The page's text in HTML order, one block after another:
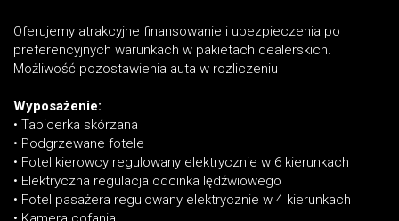
Oferujemy atrakcyjne finansowanie i ubezpieczenia po
preferencyjnych warunkach w pakietach dealerskich.
Możliwość pozostawienia auta w rozliczeniu
Wyposażenie:
• Tapicerka skórzana
• Podgrzewane fotele
• Fotel kierowcy regulowany elektrycznie w 6 kierunkach
• Elektryczna regulacja odcinka lędźwiowego
• Fotel pasażera regulowany elektrycznie w 4 kierunkach